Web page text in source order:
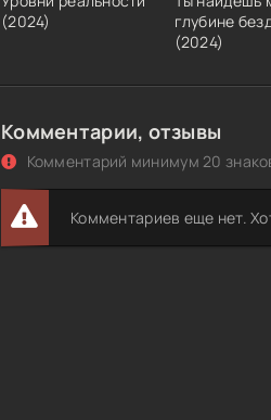
(2024)
глубине
(2024)
Комментарии, отзывы
Комментарий минимум 20
Комментариев еще нет.